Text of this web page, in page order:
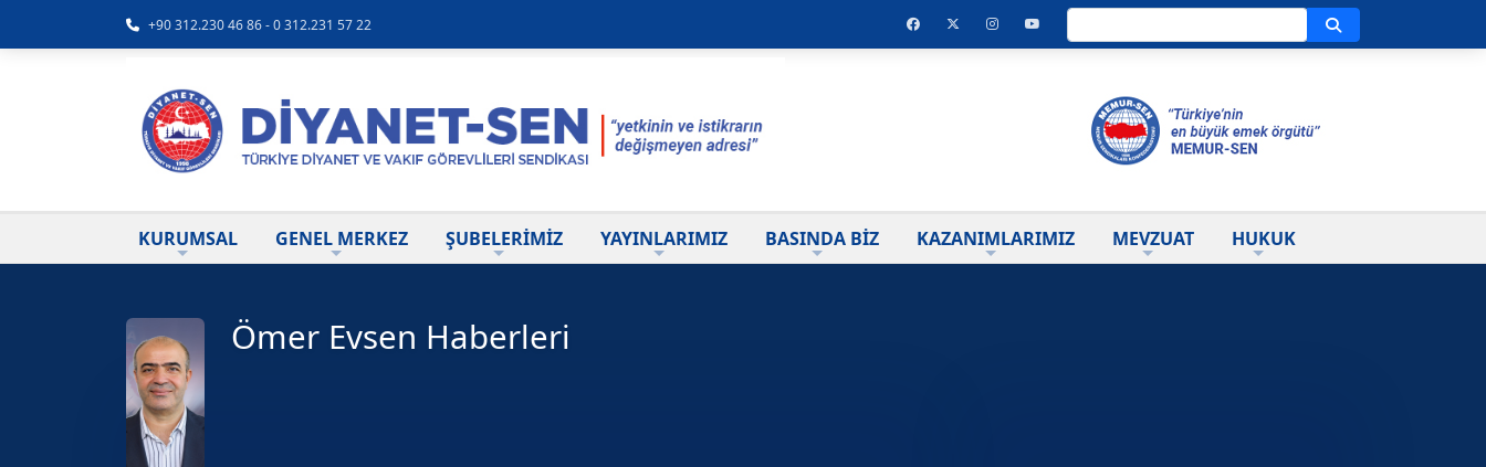
+90 312.230 46 86 - 0 312.231 57 22
KURUMSAL GENEL MERKEZ ŞUBELERİMİZ YAYINLARIMIZ BASINDA BİZ KAZANIMLARIMIZ MEVZUAT HUKUK
Ömer Evsen Haberleri